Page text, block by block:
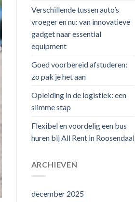
Verschillende tussen auto’s
vroeger en nu: van innovatieve
gadget naar essential
equipment
Goed voorbereid afstuderen:
zo pak je het aan
Opleiding in de logistiek: een
slimme stap
Flexibel en voordelig een bus
huren bij All Rent in Roosendaal
ARCHIEVEN
december 2025